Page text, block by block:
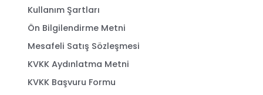
Kullanım Şartları
Ön Bilgilendirme Metni
Mesafeli Satış Sözleşmesi
KVKK Aydınlatma Metni
KVKK Başvuru Formu